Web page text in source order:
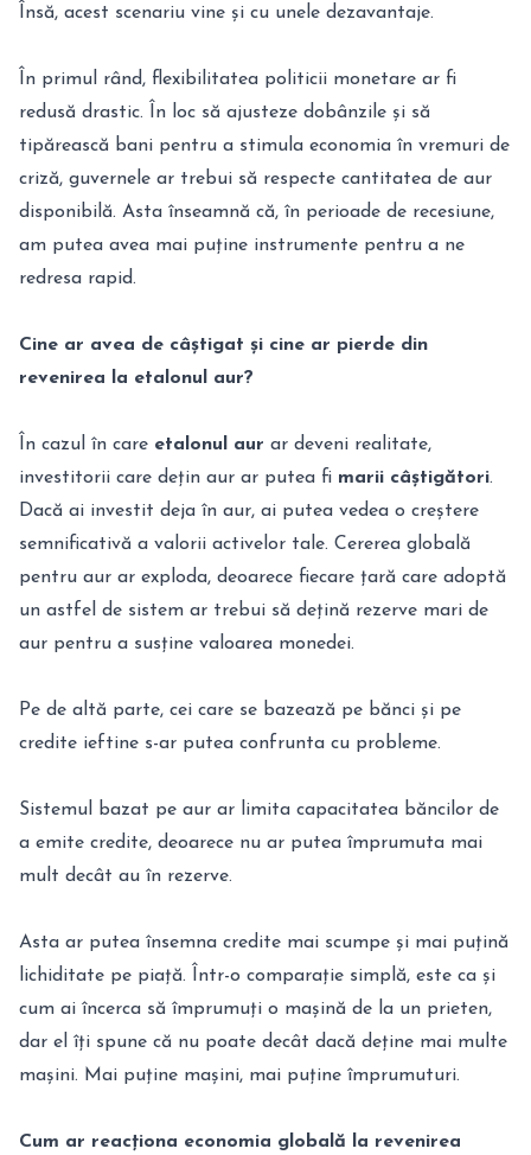
Însă, acest scenariu vine și cu unele dezavantaje.
În primul rând, flexibilitatea politicii monetare ar fi
redusă drastic. În loc să ajusteze dobânzile și să
tipărească bani pentru a stimula economia în vremuri de
criză, guvernele ar trebui să respecte cantitatea de aur
disponibilă. Asta înseamnă că, în perioade de recesiune,
am putea avea mai puține instrumente pentru a ne
redresa rapid.
Cine ar avea de câștigat și cine ar pierde din
revenirea la etalonul aur?
În cazul în care etalonul aur ar deveni realitate,
investitorii care dețin aur ar putea fi marii câștigători.
Dacă ai investit deja în aur, ai putea vedea o creștere
semnificativă a valorii activelor tale. Cererea globală
pentru aur ar exploda, deoarece fiecare țară care adoptă
un astfel de sistem ar trebui să dețină rezerve mari de
aur pentru a susține valoarea monedei.
Pe de altă parte, cei care se bazează pe bănci și pe
credite ieftine s-ar putea confrunta cu probleme.
Sistemul bazat pe aur ar limita capacitatea băncilor de
a emite credite, deoarece nu ar putea împrumuta mai
mult decât au în rezerve.
Asta ar putea însemna credite mai scumpe și mai puțină
lichiditate pe piață. Într-o comparație simplă, este ca și
cum ai încerca să împrumuți o mașină de la un prieten,
dar el îți spune că nu poate decât dacă deține mai multe
mașini. Mai puține mașini, mai puține împrumuturi.
Cum ar reacționa economia globală la revenirea